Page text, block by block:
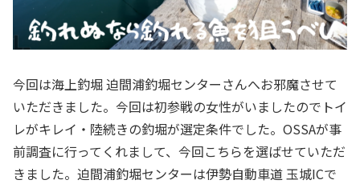
今回は海上釣堀 迫間浦釣堀センターさんへお邪魔させて
いただきました。今回は初参戦の女性がいましたのでトイ
レがキレイ・陸続きの釣堀が選定条件でした。OSSAが事
前調査に行ってくれまして、今回こちらを選ばせていただ
きました。迫間浦釣堀センターは伊勢自動車道 玉城ICで